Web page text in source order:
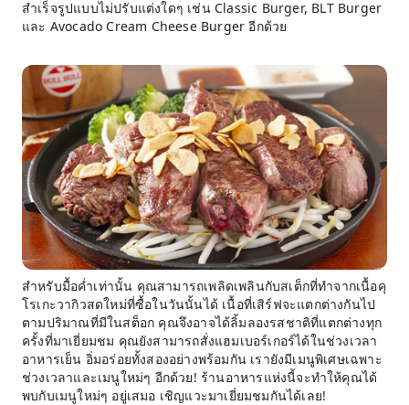
สำเร็จรูปแบบไม่ปรับแต่งใดๆ เช่น Classic Burger, BLT Burger
และ Avocado Cream Cheese Burger อีกด้วย
สำหรับมื้อค่ำเท่านั้น คุณสามารถเพลิดเพลินกับสเต็กที่ทำจากเนื้อคุ
โรเกะวากิวสดใหม่ที่ซื้อในวันนั้นได้ เนื้อที่เสิร์ฟจะแตกต่างกันไป
ตามปริมาณที่มีในสต็อก คุณจึงอาจได้ลิ้มลองรสชาติที่แตกต่างทุก
ครั้งที่มาเยี่ยมชม คุณยังสามารถสั่งแฮมเบอร์เกอร์ได้ในช่วงเวลา
อาหารเย็น อิ่มอร่อยทั้งสองอย่างพร้อมกัน เรายังมีเมนูพิเศษเฉพาะ
ช่วงเวลาและเมนูใหม่ๆ อีกด้วย! ร้านอาหารแห่งนี้จะทำให้คุณได้
พบกับเมนูใหม่ๆ อยู่เสมอ เชิญแวะมาเยี่ยมชมกันได้เลย!